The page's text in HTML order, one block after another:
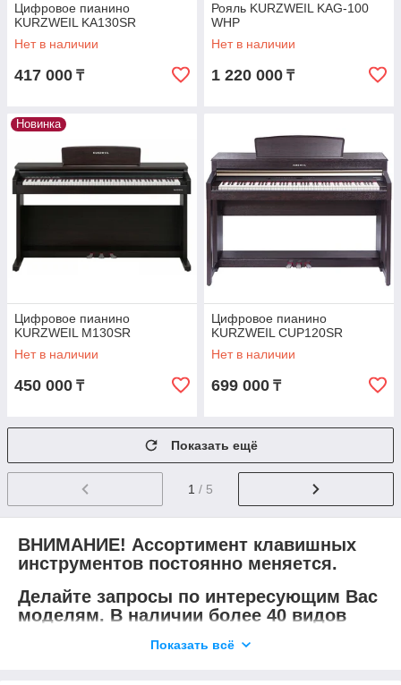
Цифровое пианино
KURZWEIL KA130SR
Нет в наличии
417 000 ₸
Рояль KURZWEIL KAG-100
WHP
Нет в наличии
1 220 000 ₸
Новинка
Цифровое пианино
KURZWEIL M130SR
Нет в наличии
450 000 ₸
Цифровое пианино
KURZWEIL CUP120SR
Нет в наличии
699 000 ₸
Показать ещё
1 / 5
ВНИМАНИЕ! Ассортимент клавишных
инструментов постоянно меняется.
Делайте запросы по интересующим Вас
моделям. В наличии более 40 видов
Показать всё